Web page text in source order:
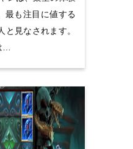
最も注目に値する
と見なされます。